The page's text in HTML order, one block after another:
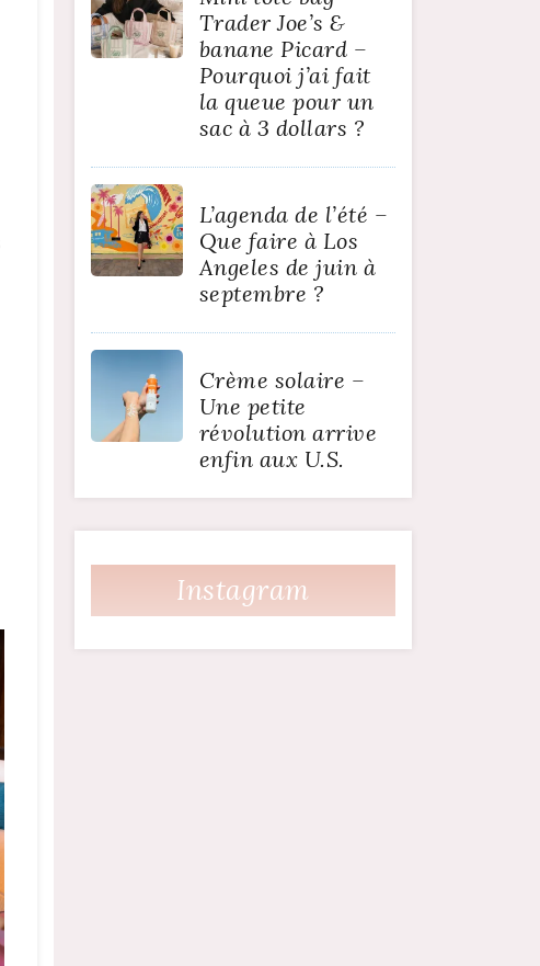
Trader Joe’s &
banane Picard –
Pourquoi j’ai fait
la queue pour un
sac à 3 dollars ?
L’agenda de l’été –
Que faire à Los
Angeles de juin à
septembre ?
Crème solaire –
Une petite
révolution arrive
enfin aux U.S.
Instagram